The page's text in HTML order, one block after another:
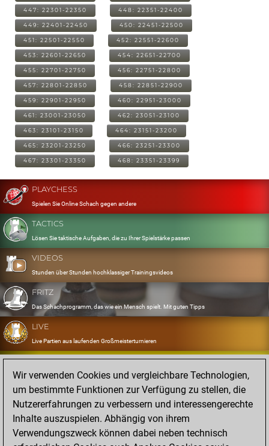
447: 22301-22350 448: 22351-22400
449: 22401-22450 450: 22451-22500
451: 22501-22550 452: 22551-22600
453: 22601-22650 454: 22651-22700
455: 22701-22750 456: 22751-22800
457: 22801-22850 458: 22851-22900
459: 22901-22950 460: 22951-23000
461: 23001-23050 462: 23051-23100
463: 23101-23150 464: 23151-23200
465: 23201-23250 466: 23251-23300
467: 23301-23350 468: 23351-23399
PLAYCHESS
Spielen Sie Online Schach gegen andere
TACTICS
Lösen Sie taktische Aufgaben, die zu Ihrer Spielstärke passen
VIDEOS
Stunden über Stunden hochklassiger Trainingsvideos
FRITZ
Das Schachprogramm, das wie ein Mensch spielt. Mit guten Tipps
LIVE
Live Partien aus laufenden Großmeisterturnieren
OPENINGS
Erfassen und Üben Sie Ihr Eröffnungsrepertoire
DATABASE
Acht Millionen starke Partien
MYGAMES
Speichern und analysieren Sie eigene Partien in der Cloud
Wir verwenden Cookies und vergleichbare Technologien,
um bestimmte Funktionen zur Verfügung zu stellen, die
Nutzererfahrungen zu verbessern und interessengerechte
Inhalte auszuspielen. Abhängig von ihrem
Verwendungszweck können dabei neben technisch